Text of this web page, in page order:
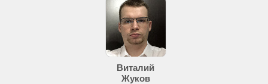
Виталий
Жуков